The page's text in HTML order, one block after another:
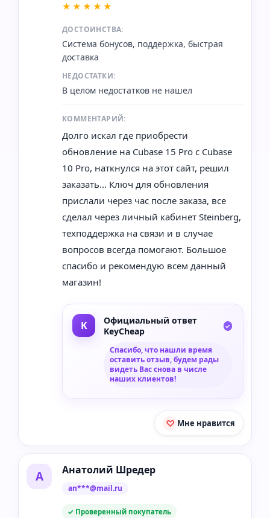
★★★★★
ДОСТОИНСТВА:
Система бонусов, поддержка, быстрая
доставка
НЕДОСТАТКИ:
В целом недостатков не нашел
КОММЕНТАРИЙ:
Долго искал где приобрести
обновление на Cubase 15 Pro с Cubase
10 Pro, наткнулся на этот сайт, решил
заказать... Ключ для обновления
прислали через час после заказа, все
сделал через личный кабинет Steinberg,
техподдержка на связи и в случае
вопросов всегда помогают. Большое
спасибо и рекомендую всем данный
магазин!
Официальный ответ
KeyCheap
Спасибо, что нашли время
оставить отзыв, будем рады
видеть Вас снова в числе
наших клиентов!
Мне нравится
А Анатолий Шредер
an***@mail.ru
✓ Проверенный покупатель